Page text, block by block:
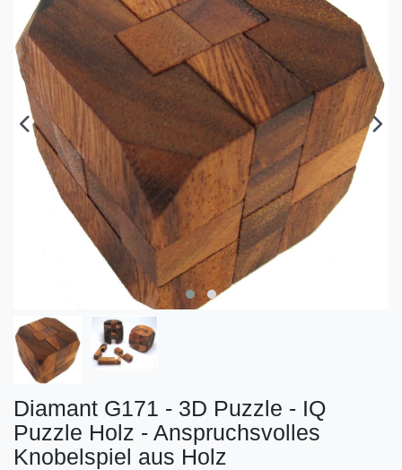
Diamant G171 - 3D Puzzle - IQ
Puzzle Holz - Anspruchsvolles
Knobelspiel aus Holz